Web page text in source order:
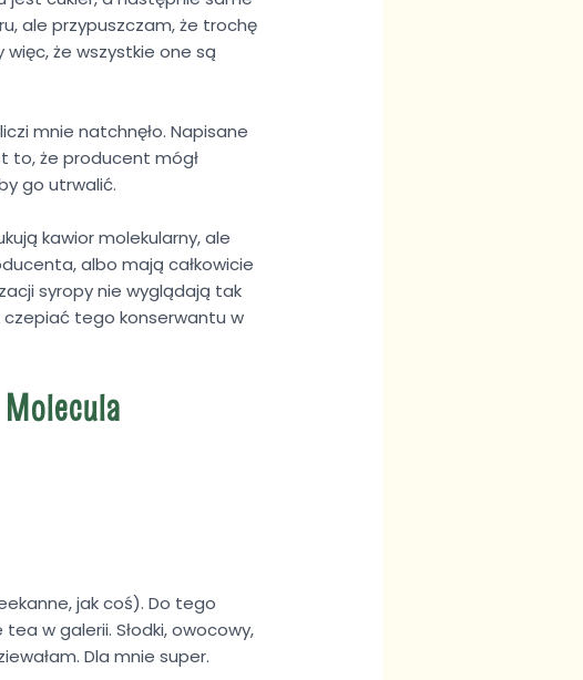
ale przypuszczam, że trochę
że wszystkie one są
mnie natchnęło. Napisane
to, że producent mógł
go utrwalić.
kawior molekularny, ale
albo mają całkowicie
syropy nie wyglądają tak
czepiać tego konserwantu w
jak coś). Do tego
w galerii. Słodki, owocowy,
Dla mnie super.